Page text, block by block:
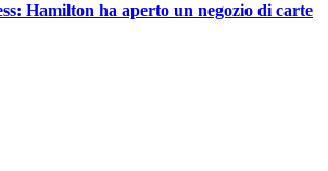
Hamilton ha aperto un negozio di carte